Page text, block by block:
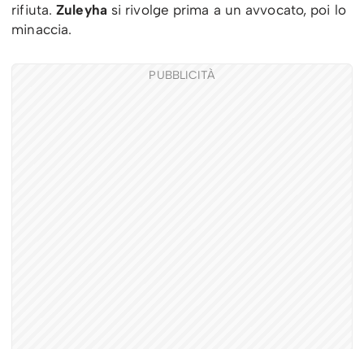
rifiuta.Zuleyha si rivolge prima a un avvocato, poi lo
minaccia.
PUBBLICITÀ